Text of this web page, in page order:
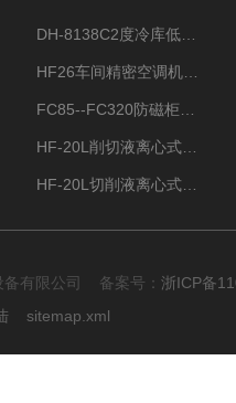
备有限公司 备案号： 浙ICP备
sitemap.xml